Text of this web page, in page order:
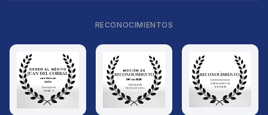
RECONOCIMIENTOS